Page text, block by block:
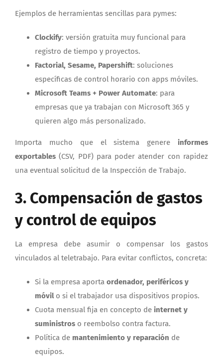
Ejemplos de herramientas sencillas para pymes:
Clockify: versión gratuita muy funcional para
registro de tiempo y proyectos.
Factorial, Sesame, Papershift: soluciones
específicas de control horario con apps móviles.
Microsoft Teams + Power Automate: para
empresas que ya trabajan con Microsoft 365 y
quieren algo más personalizado.
Importa mucho que el sistema genere informes
exportables (CSV, PDF) para poder atender con rapidez
una eventual solicitud de la Inspección de Trabajo.
3. Compensación de gastos
y control de equipos
La empresa debe asumir o compensar los gastos
vinculados al teletrabajo. Para evitar conflictos, concreta:
Si la empresa aporta ordenador, periféricos y
móvilo si el trabajador usa dispositivos propios.
Cuota mensual fija en concepto de internet y
suministros o reembolso contra factura.
Política de mantenimiento y reparación de
equipos.